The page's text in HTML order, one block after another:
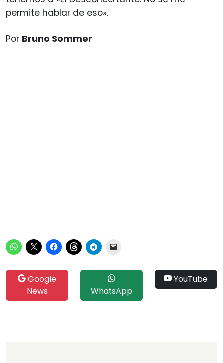
permite hablar de eso».
Por Bruno Sommer
Google
News
WhatsApp
YouTube